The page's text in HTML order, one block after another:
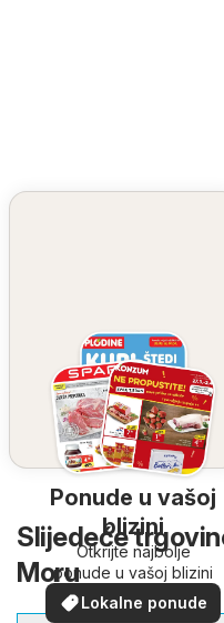
Ponude u vašoj
blizini
Otkrijte najbolje
ponude u vašoj blizini
Lokalne ponude
Slijedeće
Moru